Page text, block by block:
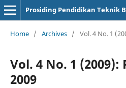
Prosiding Pendidikan Teknik
Home / Archives / Vol. 4 No. 1
Vol. 4 No. 1 (2009):
2009